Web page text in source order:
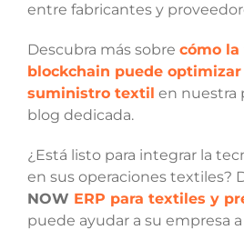
entre fabricantes y
Descubra más sobre cómo la
blockchain puede
suministro textil en nuestra
blog dedicada.
¿Está listo para integrar la
en sus operaciones textiles?
NOW ERP para textiles y
puede ayudar a su empresa